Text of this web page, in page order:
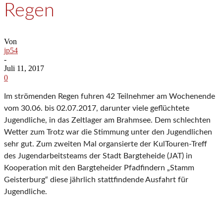
Regen
Von
jp54
-
Juli 11, 2017
0
Im strömenden Regen fuhren 42 Teilnehmer am Wochenende
vom 30.06. bis 02.07.2017, darunter viele geflüchtete
Jugendliche, in das Zeltlager am Brahmsee. Dem schlechten
Wetter zum Trotz war die Stimmung unter den Jugendlichen
sehr gut. Zum zweiten Mal organsierte der KulTouren-Treff
des Jugendarbeitsteams der Stadt Bargteheide (JAT) in
Kooperation mit den Bargteheider Pfadfindern „Stamm
Geisterburg“ diese jährlich stattfindende Ausfahrt für
Jugendliche.